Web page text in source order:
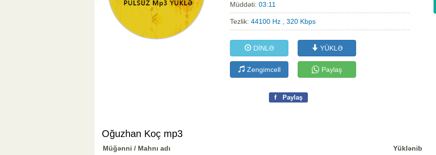
Müddəti: 03:11
Tezlik: 44100 Hz , 320 Kbps
DİNLƏ YÜKLƏ
Zengimcell Paylaş
f Paylaş
Oğuzhan Koç mp3
Müğənni / Mahnı adı
Yüklənib